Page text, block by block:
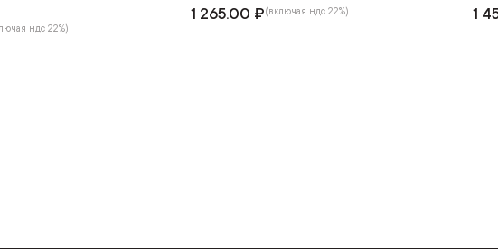
ндс 22%)
1 265.00 ₽(включая ндс 22%) 1